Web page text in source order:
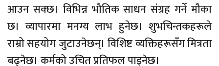
आउन सक्छ। विभिन्न भौतिक साधन संग्रह गर्ने मौका
छ। व्यापारमा मनग्य लाभ हुनेछ। शुभचिन्तकहरूले
राम्रो सहयोग जुटाउनेछन्। विशिष्ट व्यक्तिहरूसँग मित्रता
बढ्नेछ। कर्मको उचित प्रतिफल पाइनेछ।